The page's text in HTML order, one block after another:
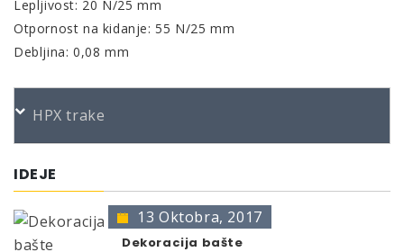
Lepljivost: 20 N/25 mm
Otpornost na kidanje: 55 N/25 mm
Debljina: 0,08 mm
HPX trake
IDEJE
13 Oktobra, 2017
Dekoracija bašte